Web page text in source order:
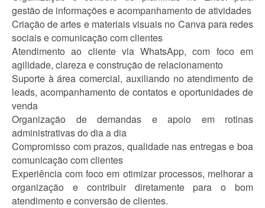
gestão de informações e acompanhamento de atividades
Criação de artes e materiais visuais no Canva para redes
sociais e comunicação com clientes
Atendimento ao cliente via WhatsApp, com foco em
agilidade, clareza e construção de relacionamento
Suporte à área comercial, auxiliando no atendimento de
leads, acompanhamento de contatos e oportunidades de
venda
Organização de demandas e apoio em rotinas
administrativas do dia a dia
Compromisso com prazos, qualidade nas entregas e boa
comunicação com clientes
Experiência com foco em otimizar processos, melhorar a
organização e contribuir diretamente para o bom
atendimento e conversão de clientes.